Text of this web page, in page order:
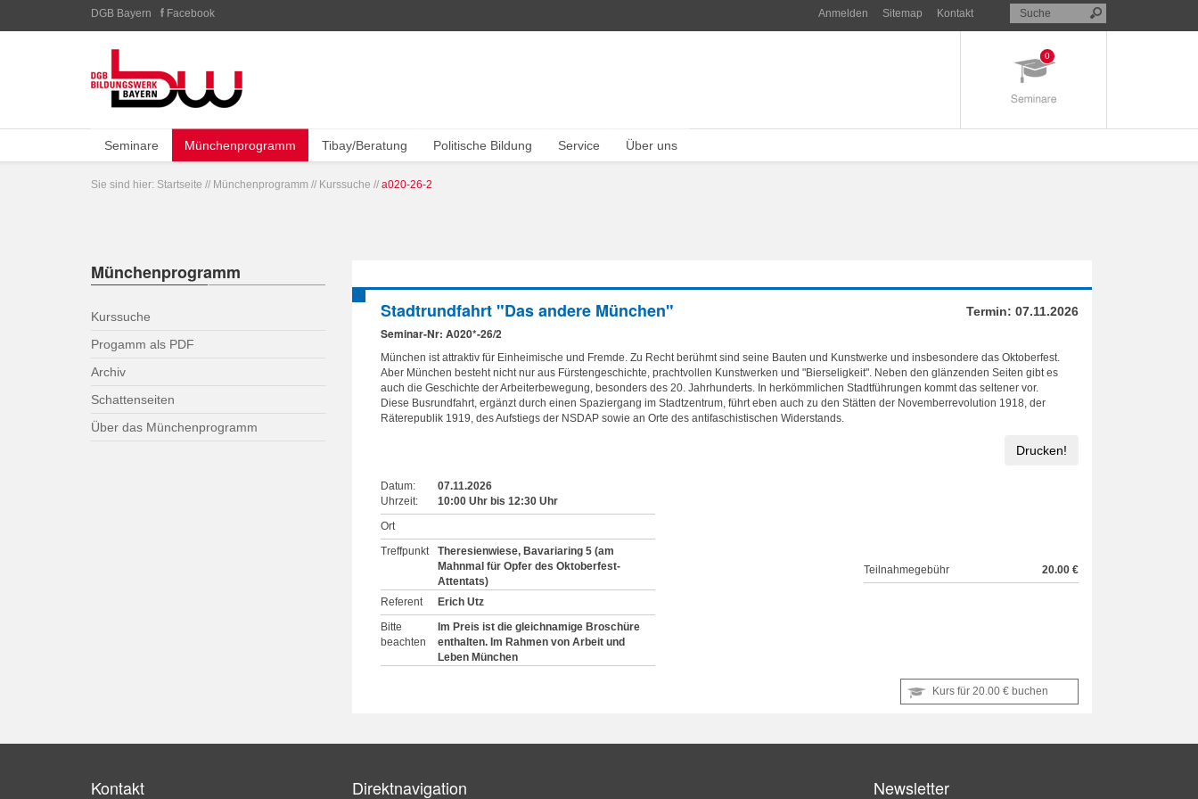
DGB Bayern Facebook Anmelden Sitemap Kontakt
0
Seminare Münchenprogramm Tibay/Beratung Politische Bildung Service Über uns
Sie sind hier: Startseite // Münchenprogramm // Kurssuche // a020-26-2
Münchenprogramm
Kurssuche
Progamm als PDF
Archiv
Schattenseiten
Über das Münchenprogramm
Stadtrundfahrt "Das andere München" Termin: 07.11.2026
Seminar-Nr: A020*-26/2
München ist attraktiv für Einheimische und Fremde. Zu Recht berühmt sind seine Bauten und Kunstwerke und insbesondere das Oktoberfest.
Aber München besteht nicht nur aus Fürstengeschichte, prachtvollen Kunstwerken und "Bierseligkeit". Neben den glänzenden Seiten gibt es
auch die Geschichte der Arbeiterbewegung, besonders des 20. Jahrhunderts. In herkömmlichen Stadtführungen kommt das seltener vor.
Diese Busrundfahrt, ergänzt durch einen Spaziergang im Stadtzentrum, führt eben auch zu den Stätten der Novemberrevolution 1918, der
Räterepublik 1919, des Aufstiegs der NSDAP sowie an Orte des antifaschistischen Widerstands.
Drucken!
Datum:
Uhrzeit:
07.11.2026
10:00 Uhrbis 12:30Uhr
Ort
Treffpunkt
Theresienwiese, Bavariaring 5 (am
Mahnmal für Opfer des Oktoberfest-
Attentats)
Referent
Erich Utz
Bitte
beachten
Im Preis ist die gleichnamige Broschüre
enthalten. Im Rahmen von Arbeit und
Leben München
Teilnahmegebühr 20.00 €
Kurs für 20.00 € buchen
Kontakt Direktnavigation Newsletter